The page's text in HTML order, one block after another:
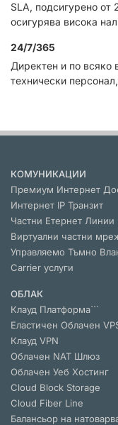
SLA, подсигурено от
осигурява висока
24/7/365
Директен и по всяко
технически
КОМУНИКАЦИИ
Премиум Интернет
Интернет IP Транзит
Частни Етернет Линии
Виртуални частни
Управляемо Тъмно
Carrier услуги
ОБЛАК
Клауд Платформа```
Еластичен Облачен
Клауд VPN
Облачен NАТ Шлюз
Облачен Уеб Хостинг
Cloud Block Storage
Cloud Fiber Line
Балансьор на